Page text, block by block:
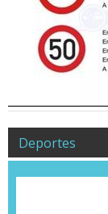
Deportes